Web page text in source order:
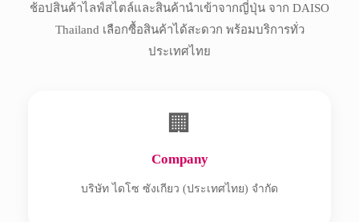
ช้อปสินค้าไลฟ์สไตล์และสินค้านำเข้าจากญี่ปุ่น จาก DAISO
Thailand เลือกซื้อสินค้าได้สะดวก พร้อมบริการทั่ว
ประเทศไทย
🏢
Company
บริษัท ไดโซ ซังเกียว (ประเทศไทย) จำกัด